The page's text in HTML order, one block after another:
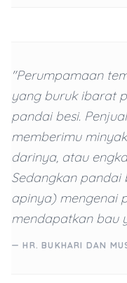
"Perumpamaan
yang buruk ibarat
pandai besi.
memberimu
darinya, atau
Sedangkan pandai
apinya) mengenai
mendapatkan bau
— HR. BUKHARI DAN